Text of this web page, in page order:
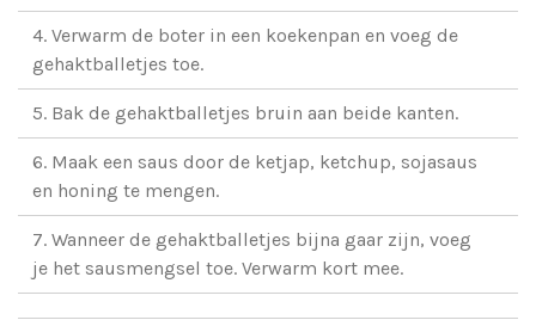
4. Verwarm de boter in een koekenpan en voeg de
gehaktballetjes toe.
5. Bak de gehaktballetjes bruin aan beide kanten.
6. Maak een saus door de ketjap, ketchup, sojasaus
en honing te mengen.
7. Wanneer de gehaktballetjes bijna gaar zijn, voeg
je het sausmengsel toe. Verwarm kort mee.